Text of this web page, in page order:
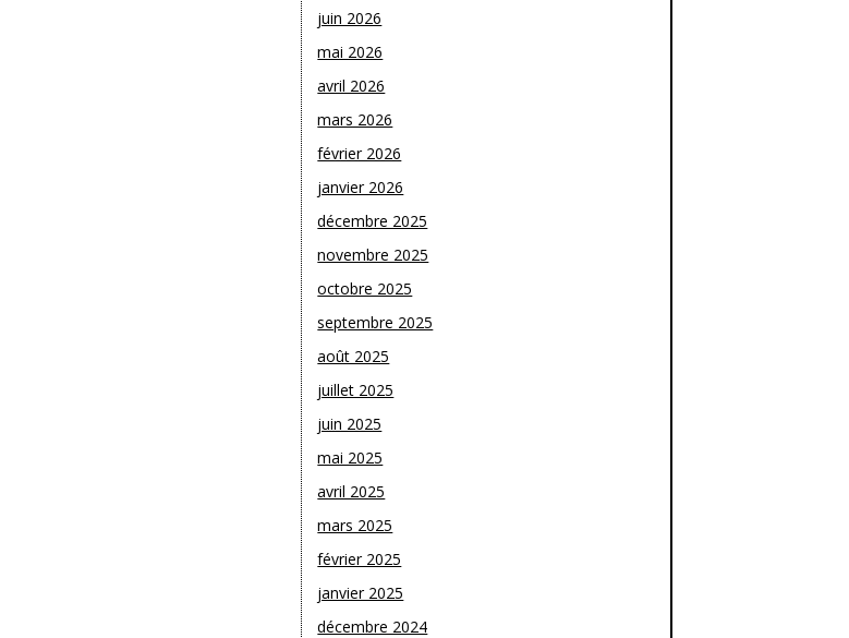
juin 2026
mai 2026
avril 2026
mars 2026
février 2026
janvier 2026
décembre 2025
novembre 2025
octobre 2025
septembre 2025
août 2025
juillet 2025
juin 2025
mai 2025
avril 2025
mars 2025
février 2025
janvier 2025
décembre 2024